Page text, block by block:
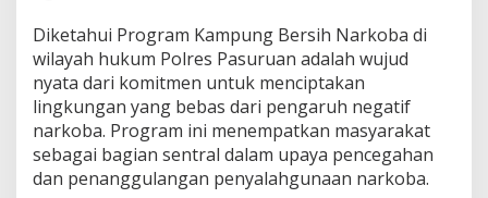
e
k
a
n
R
u
a
n
g
Diketahui Program Kampung Bersih Narkoba di
wilayah hukum Polres Pasuruan adalah wujud
nyata dari komitmen untuk menciptakan
lingkungan yang bebas dari pengaruh negatif
narkoba. Program ini menempatkan masyarakat
sebagai bagian sentral dalam upaya pencegahan
dan penanggulangan penyalahgunaan narkoba.